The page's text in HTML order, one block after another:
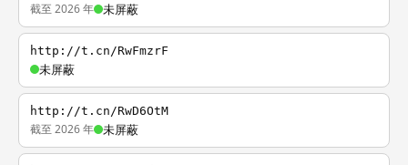
截至 2026 年 未屏蔽
http://t.cn/RwFmzrF
未屏蔽
http://t.cn/RwD6OtM
截至 2026 年 未屏蔽